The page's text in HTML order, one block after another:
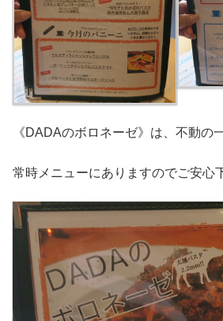
《DADAのボロネーゼ》は、不動の
常時メニューにありますのでご安心